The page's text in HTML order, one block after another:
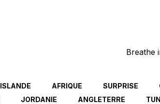
Breathe
ISLANDE AFRIQUE SURPRISE
JORDANIE ANGLETERRE